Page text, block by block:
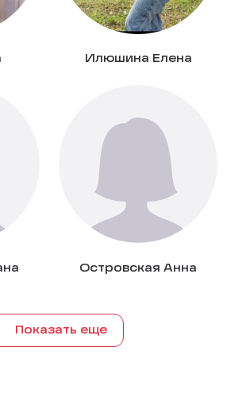
Илюшина Елена
Островская Анна
Показать еще